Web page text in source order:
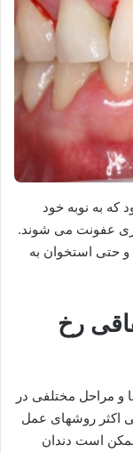
به نوبه خود
عفونت می شوند.
حتی استخوان به
رخ
و مراحل مختلفی در
اکثر روشهای عمل
است دندان